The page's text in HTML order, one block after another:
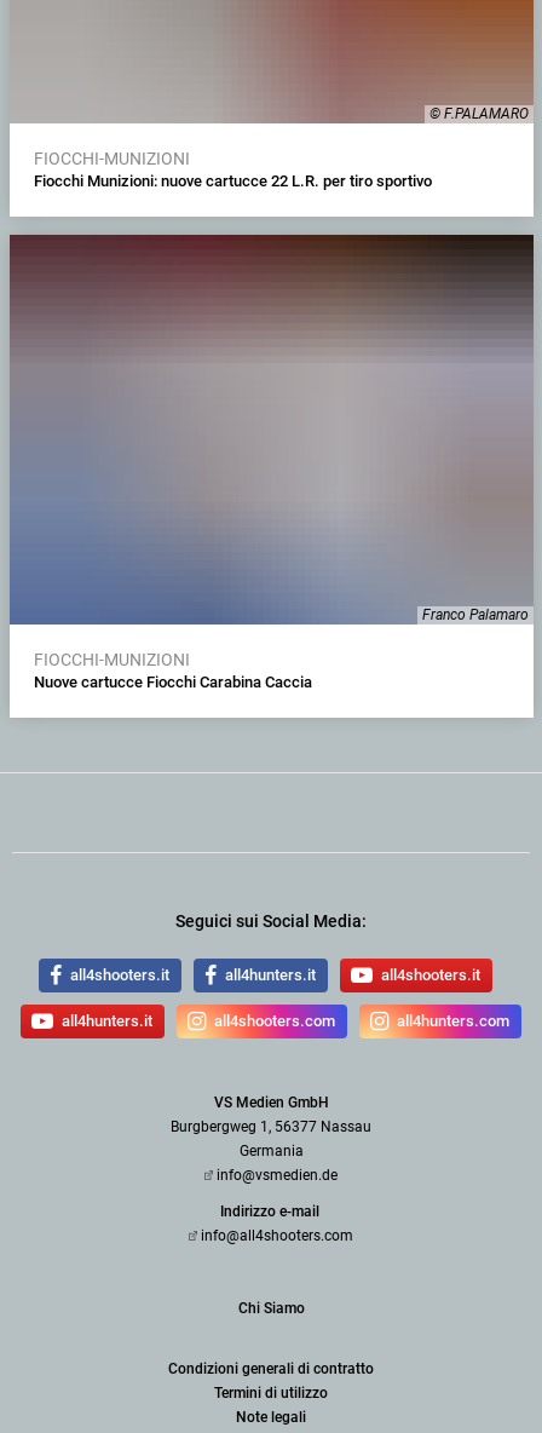
© F.PALAMARO
FIOCCHI-MUNIZIONI
Fiocchi Munizioni: nuove cartucce 22 L.R. per tiro sportivo
Franco Palamaro
FIOCCHI-MUNIZIONI
Nuove cartucce Fiocchi Carabina Caccia
Seguici sui Social Media:
all4shooters.it all4hunters.it all4shooters.it
all4hunters.it all4shooters.com all4hunters.com
VS Medien GmbH
Burgbergweg 1, 56377 Nassau
Germania
info@vsmedien.de
Indirizzo e-mail
info@all4shooters.com
Chi Siamo
Condizioni generali di contratto
Termini di utilizzo
Note legali